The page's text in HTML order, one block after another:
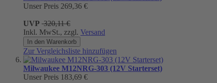
Unser Preis 269,36 €
UVP 320,11 €
Inkl. MwSt., zzgl. Versand
In den Warenkorb
Zur Vergleichsliste hinzufügen
Milwaukee M12NRG-303 (12V Starterset)
Unser Preis 183,69 €